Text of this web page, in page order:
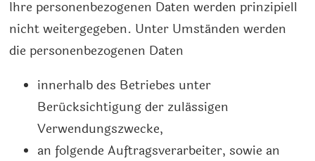
Ihre personenbezogenen Daten werden prinzipiell
nicht weitergegeben. Unter Umständen werden
die personenbezogenen Daten
innerhalb des Betriebes unter
Berücksichtigung der zulässigen
Verwendungszwecke,
an folgende Auftragsverarbeiter, sowie an